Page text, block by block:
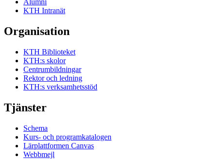
Alumni
KTH Intranät
Organisation
KTH Biblioteket
KTH:s skolor
Centrumbildningar
Rektor och ledning
KTH:s verksamhetsstöd
Tjänster
Schema
Kurs- och programkatalogen
Lärplattformen Canvas
Webbmejl